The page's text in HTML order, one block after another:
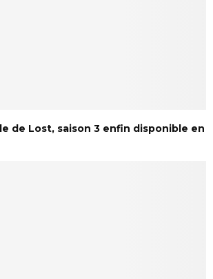
de Lost, saison 3 enfin disponible en